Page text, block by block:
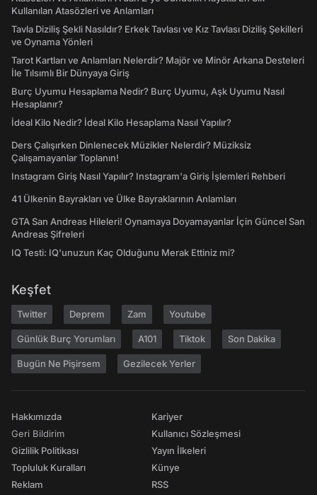
Kullanılan Atasözleri ve Anlamları
Tavla Diziliş Şekli Nasıldır? Erkek Tavlası ve Kız Tavlası Diziliş Şekilleri
ve Oynama Yönleri
Tarot Kartları ve Anlamları Nelerdir? Majör ve Minör Arkana Desteleri
İle Tılsımlı Bir Dünyaya Giriş
Burç Uyumu Hesaplama Nedir? Burç Uyumu, Aşk Uyumu Nasıl
Hesaplanır?
İdeal Kilo Nedir? İdeal Kilo Hesaplama Nasıl Yapılır?
Ders Çalışırken Dinlenecek Müzikler Nelerdir? Müziksiz
Çalışamayanlar Toplanın!
Instagram Giriş Nasıl Yapılır? Instagram'a Giriş İşlemleri Rehberi
41 Ülkenin Bayrakları ve Ülke Bayraklarının Anlamları
GTA San Andreas Hileleri! Oynamaya Doyamayanlar İçin Güncel San
Andreas Şifreleri
IQ Testi: IQ'unuzun Kaç Olduğunu Merak Ettiniz mi?
Keşfet
Twitter Deprem Zam Youtube
Günlük Burç Yorumları A101 Tiktok Son Dakika
Bugün Ne Pişirsem Gezilecek Yerler
Hakkımızda
Geri Bildirim
Gizlilik Politikası
Topluluk Kuralları
Reklam
Kariyer
Kullanıcı Sözleşmesi
Yayın İlkeleri
Künye
RSS